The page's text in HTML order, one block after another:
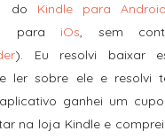
do Kindle para Android
para iOs, sem
). Eu resolvi baixar
ler sobre ele e resolvi
ganhei um
na loja Kindle e